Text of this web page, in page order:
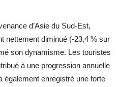
d’Asie du Sud-Est,
nettement diminué (-23,4 % sur
son dynamisme. Les touristes
à une progression annuelle
également enregistré une forte